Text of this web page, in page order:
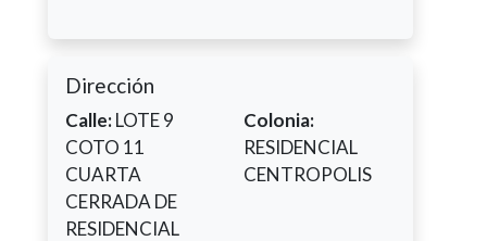
Dirección
Calle:LOTE 9
COTO 11
CUARTA
CERRADA DE
RESIDENCIAL
Colonia:
RESIDENCIAL
CENTROPOLIS